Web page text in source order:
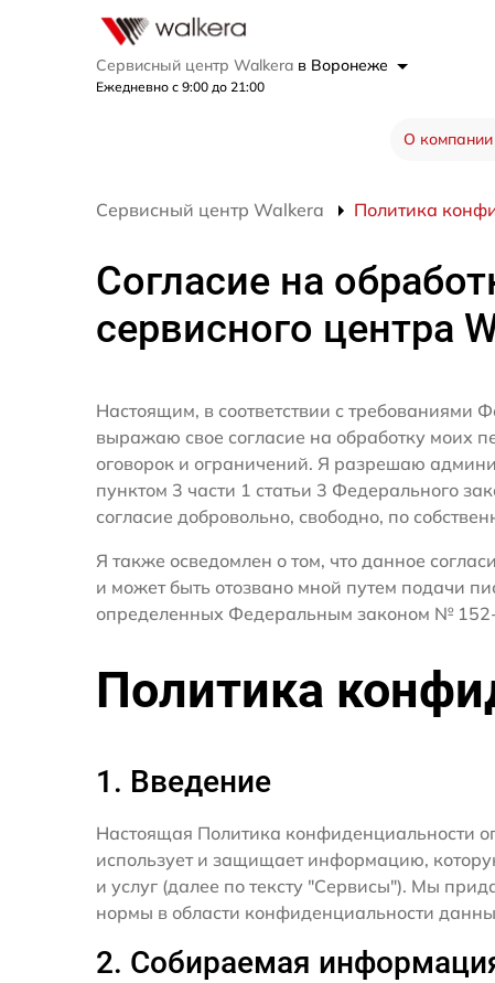
Сервисный центр Walkera в Воронеже
Ежедневно с 9:00 до 21:00
О компании
Сервисный центр Walkera Политика
Согласие на
сервисного центра
Настоящим, в соответствии с
выражаю свое согласие на обработку моих
оговорок и ограничений. Я разрешаю
пунктом 3 части 1 статьи 3 Федерального
согласие добровольно, свободно, по
Я также осведомлен о том, что данное
и может быть отозвано мной путем подачи
определенных Федеральным законом №
Политика
1. Введение
Настоящая Политика конфиденциальности
использует и защищает информацию,
и услуг (далее по тексту "Сервисы"). Мы
нормы в области конфиденциальности
2. Собираемая